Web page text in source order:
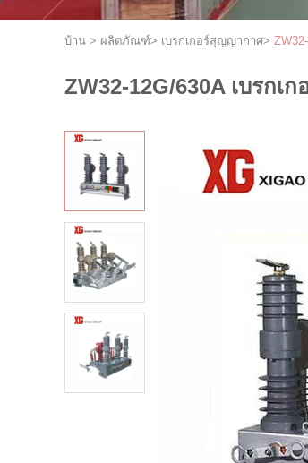
บ้าน > ผลิตภัณฑ์> เบรกเกอร์สุญญากาศ>
ZW32-12G/630A เบรก